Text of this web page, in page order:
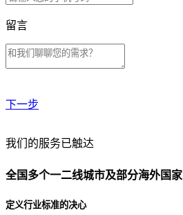
留言
下一步
贵公司预算范围是？
贵公司的团队规模是？
我们的服务已触达
全国多个一二线城市及部分海外国家
定义行业标准的决心